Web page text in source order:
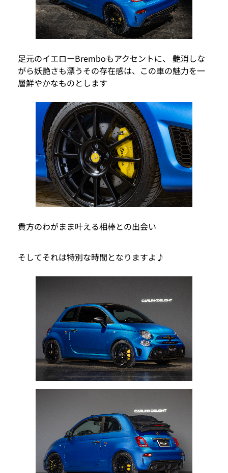
足元のイエローBremboもアクセントに、 艶消しな
がら妖艶さも漂うその存在感は、この車の魅力を一
層鮮やかなものとします
貴方のわがまま叶える相棒との出会い
そしてそれは特別な時間となりますよ♪